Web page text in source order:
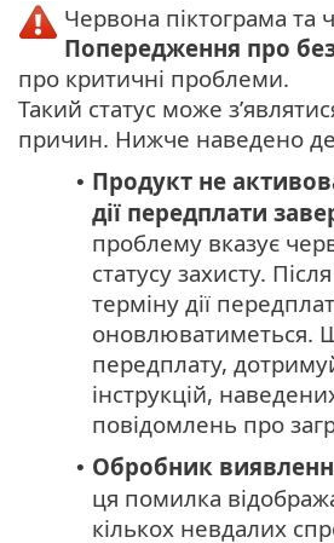
Червона піктограма та
Попередження про
про критичні проблеми.
Такий статус може
причин. Нижче наведено
• Продукт не
дії передплати
проблему вказує
статусу захисту.
терміну дії
оновлюватиметься.
передплату,
інструкцій,
повідомлень про
• Обробник
ця помилка
кількох невдалих